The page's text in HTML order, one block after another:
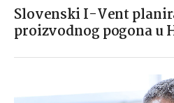
Slovenski I-Vent
proizvodnog pogona u